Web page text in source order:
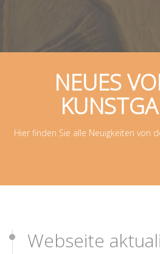
NEUES
Hier finden Sie alle Neuigkeiten von
Webseite